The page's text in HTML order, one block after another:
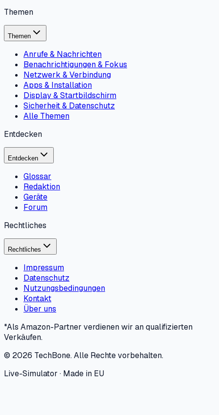
Themen
Themen
Anrufe & Nachrichten
Benachrichtigungen & Fokus
Netzwerk & Verbindung
Apps & Installation
Display & Startbildschirm
Sicherheit & Datenschutz
Alle Themen
Entdecken
Entdecken
Glossar
Redaktion
Geräte
Forum
Rechtliches
Rechtliches
Impressum
Datenschutz
Nutzungsbedingungen
Kontakt
Über uns
*Als Amazon-Partner verdienen wir an qualifizierten
Verkäufen.
© 2026 TechBone.Alle Rechte vorbehalten.
Live-Simulator · Made in EU